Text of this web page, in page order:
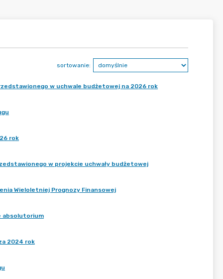
sortowanie:
w uchwale budżetowej na 2026 rok
rok
w projekcie uchwały budżetowej
Wieloletniej Prognozy Finansowej
absolutorium
2024 rok